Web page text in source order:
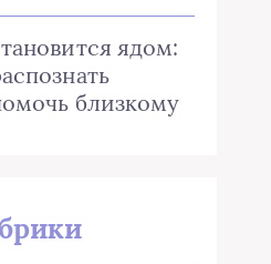
ядом:
близкому